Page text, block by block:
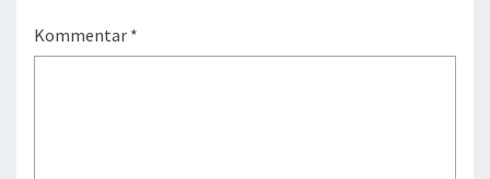
Kommentar *